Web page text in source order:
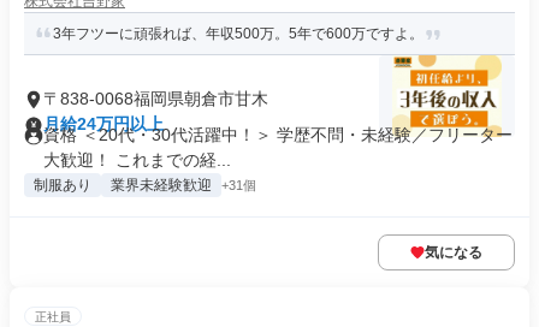
3年フツーに頑張れば、年収500万。5年で600万ですよ。
〒838-0068福岡県朝倉市甘木
月給24万円以上
資格 ＜20代・30代活躍中！＞ 学歴不問・未経験／フリーター
大歓迎！ これまでの経...
制服あり 業界未経験歓迎 +31個
気になる
正社員